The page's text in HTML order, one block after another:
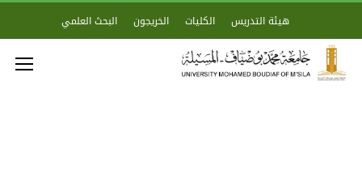
هيئة التدريس الكليات الخريجون البحث العلمي